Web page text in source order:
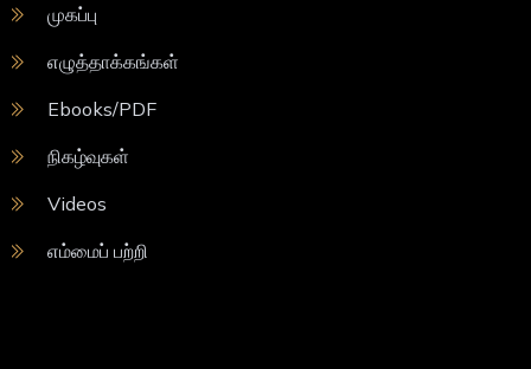
முகப்பு
எழுத்தாக்கங்கள்
Ebooks/PDF
நிகழ்வுகள்
Videos
எம்மைப் பற்றி